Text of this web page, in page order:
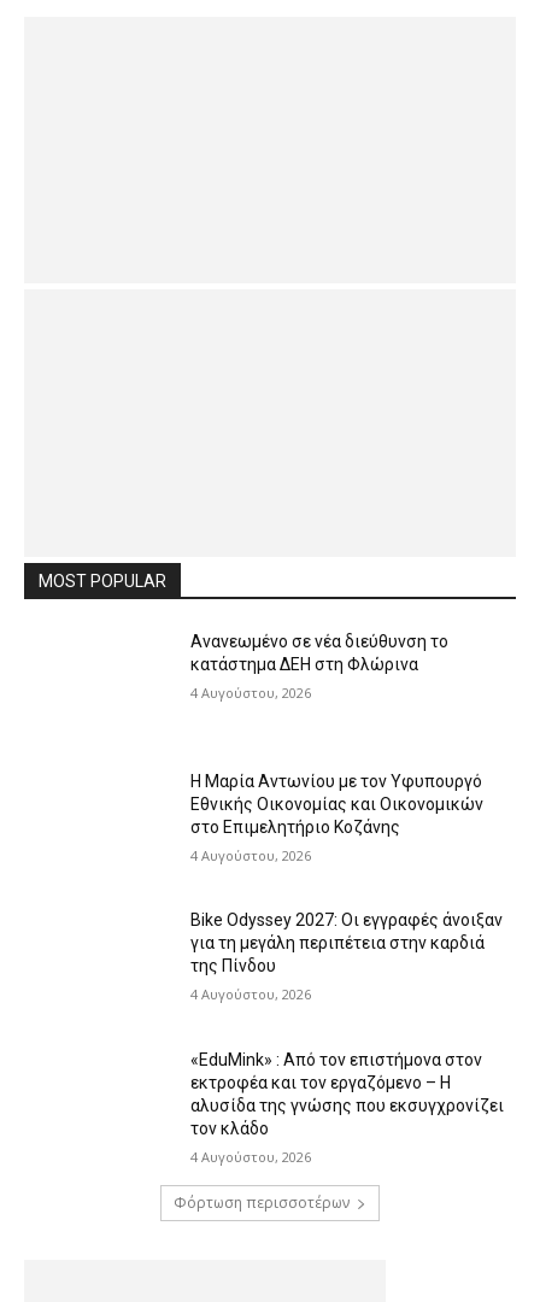
MOST POPULAR
Ανανεωμένο σε νέα διεύθυνση το
κατάστημα ΔΕΗ στη Φλώρινα
4 Αυγούστου, 2026
Η Μαρία Αντωνίου με τον Υφυπουργό
Εθνικής Οικονομίας και Οικονομικών
στο Επιμελητήριο Κοζάνης
4 Αυγούστου, 2026
Bike Odyssey 2027: Οι εγγραφές άνοιξαν
για τη μεγάλη περιπέτεια στην καρδιά
της Πίνδου
4 Αυγούστου, 2026
«EduMink» : Από τον επιστήμονα στον
εκτροφέα και τον εργαζόμενο – Η
αλυσίδα της γνώσης που εκσυγχρονίζει
τον κλάδο
4 Αυγούστου, 2026
Φόρτωση περισσοτέρων